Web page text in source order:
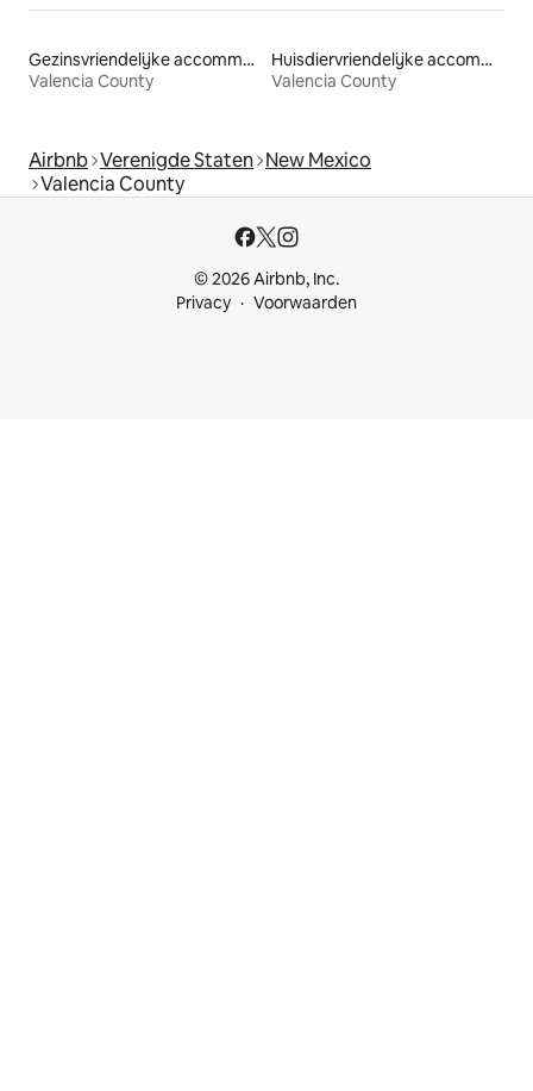
Gezinsvriendelijke accommodaties
Valencia County
Huisdiervriendelijke accommodaties
Valencia County
Airbnb Verenigde Staten New Mexico
Valencia County
© 2026 Airbnb, Inc.
Privacy
Voorwaarden